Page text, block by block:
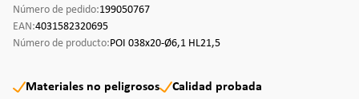
Número de pedido:199050767
EAN:4031582320695
Número de producto:POI 038x20-Ø6,1 HL21,5
Materiales no peligrosos
Calidad probada